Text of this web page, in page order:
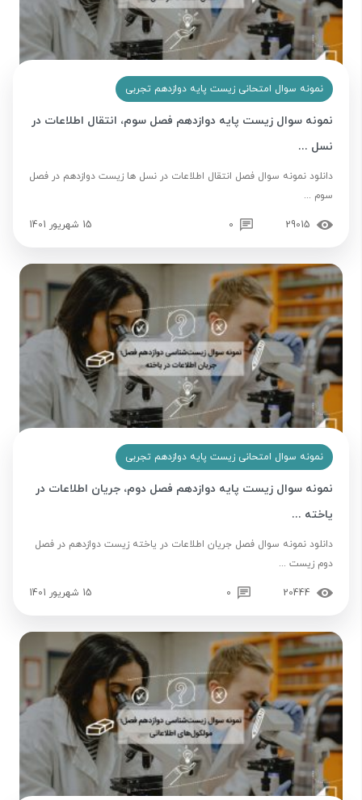
نمونه سوال امتحانی زیست پایه دوازدهم تجربی
نمونه سوال زیست پایه دوازدهم فصل سوم، انتقال اطلاعات در
نسل ...
دانلود نمونه سوال فصل انتقال اطلاعات در نسل ها زیست دوازدهم در فصل
سوم ...
29015
0 15 شهریور 1401
نمونه سوال امتحانی زیست پایه دوازدهم تجربی
نمونه سوال زیست پایه دوازدهم فصل دوم، جریان اطلاعات در
یاخته ...
دانلود نمونه سوال فصل جریان اطلاعات در یاخته زیست دوازدهم در فصل
دوم زیست ...
20444
0 15 شهریور 1401